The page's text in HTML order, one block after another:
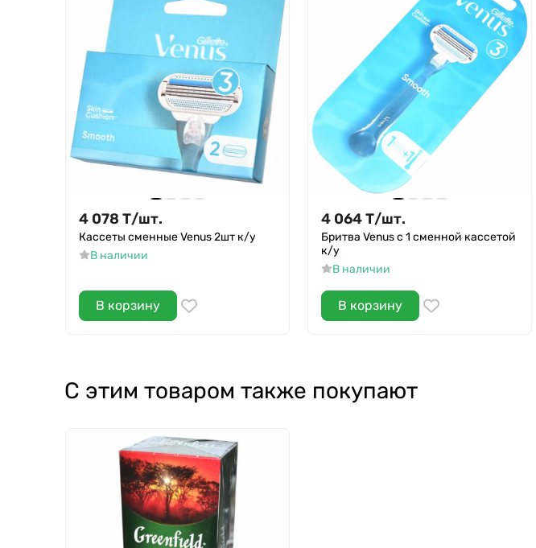
4 078 Т/шт.
Кассеты сменные Venus 2шт к/у
В наличии
В корзину
4 064Т/шт.
Бритва Venus с 1 сменной кассетой
к/у
В наличии
В корзину
С этим товаром также покупают